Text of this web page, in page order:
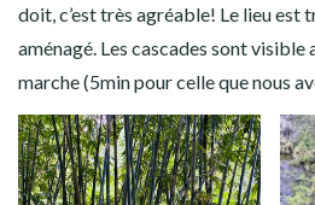
doit, c’est très agréable! Le lieu est
aménagé. Les cascades sont visible
marche (5min pour celle que nous